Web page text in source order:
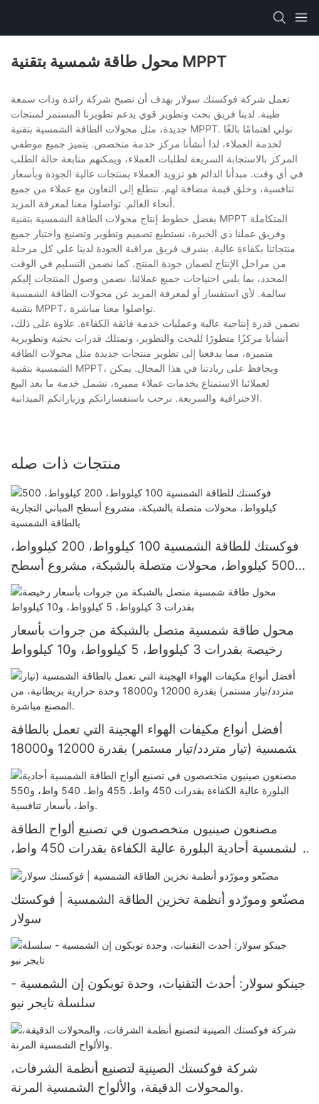
محول طاقة شمسية بتقنية MPPT
تعمل شركة فوكستك سولار بهدف أن تصبح شركة رائدة وذات سمعة
طيبة. لدينا فريق بحث وتطوير قوي يدعم تطويرنا المستمر لمنتجات
جديدة، مثل محولات الطاقة الشمسية بتقنية MPPT. نولي اهتمامًا بالغًا
لخدمة العملاء، لذا أنشأنا مركز خدمة متخصص. يتميز جميع موظفي
المركز بالاستجابة السريعة لطلبات العملاء، ويمكنهم متابعة حالة الطلب
في أي وقت. مبدأنا الدائم هو تزويد العملاء بمنتجات عالية الجودة وبأسعار
تنافسية، وخلق قيمة مضافة لهم. نتطلع إلى التعاون مع عملاء من جميع
أنحاء العالم. تواصلوا معنا لمعرفة المزيد.
بفضل خطوط إنتاج محولات الطاقة الشمسية بتقنية MPPT المتكاملة
وفريق عملنا ذي الخبرة، نستطيع تصميم وتطوير وتصنيع واختبار جميع
منتجاتنا بكفاءة عالية. يشرف فريق مراقبة الجودة لدينا على كل مرحلة
من مراحل الإنتاج لضمان جودة المنتج. كما نضمن التسليم في الوقت
المحدد، بما يلبي احتياجات جميع عملائنا. نضمن وصول المنتجات إليكم
سالمة. لأي استفسار أو لمعرفة المزيد عن محولات الطاقة الشمسية
بتقنية MPPT، تواصلوا معنا مباشرة.
نضمن قدرة إنتاجية عالية وعمليات خدمة فائقة الكفاءة. علاوة على ذلك،
أنشأنا مركزًا متطورًا للبحث والتطوير، ونمتلك قدرات بحثية وتطويرية
متميزة، مما يدفعنا إلى تطوير منتجات جديدة مثل محولات الطاقة
الشمسية بتقنية MPPT، ويحافظ على ريادتنا في هذا المجال. يمكن
لعملائنا الاستمتاع بخدمات عملاء مميزة، تشمل خدمة ما بعد البيع
الاحترافية والسريعة. نرحب باستفساراتكم وزياراتكم الميدانية.
منتجات ذات صله
فوكستك للطاقة الشمسية 100 كيلوواط، 200 كيلوواط،
500 كيلوواط، محولات متصلة بالشبكة، مشروع أسطح
المباني التجارية بالطاقة الشمسية
محول طاقة شمسية متصل بالشبكة من جروات بأسعار
رخيصة بقدرات 3 كيلوواط، 5 كيلوواط، و10 كيلوواط
أفضل أنواع مكيفات الهواء الهجينة التي تعمل بالطاقة
الشمسية (تيار متردد/تيار مستمر) بقدرة 12000 و18000
مصنعون صينيون متخصصون في تصنيع ألواح الطاقة
الشمسية أحادية البلورة عالية الكفاءة بقدرات 450 واط،
مصنّعو ومورّدو أنظمة تخزين الطاقة الشمسية | فوكستك
سولار
جينكو سولار: أحدث التقنيات، وحدة توبكون إن الشمسية -
سلسلة تايجر نيو
شركة فوكستك الصينية لتصنيع أنظمة الشرفات،
والمحولات الدقيقة، والألواح الشمسية المرنة.